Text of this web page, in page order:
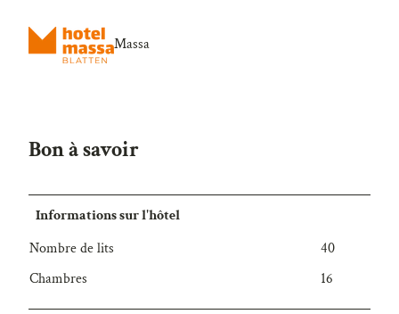
Massa
Bon à savoir
Informations sur l'hôtel
Nombre de lits
40
Chambres
16